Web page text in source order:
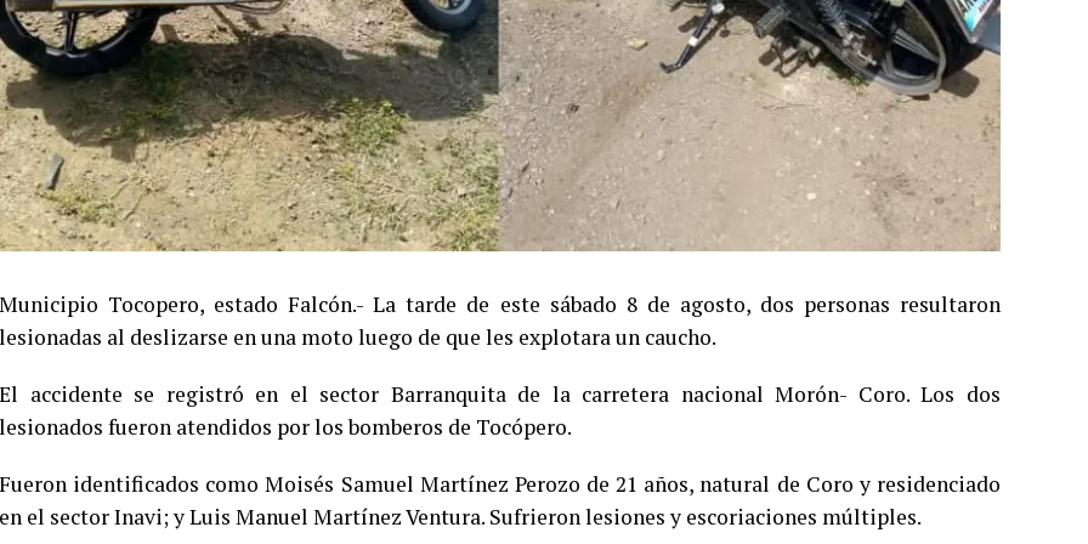
Municipio Tocopero, estado Falcón.- La tarde de este sábado 8 de agosto, dos personas resultaron
lesionadas al deslizarse en una moto luego de que les explotara un caucho.
El accidente se registró en el sector Barranquita de la carretera nacional Morón- Coro. Los dos
lesionados fueron atendidos por los bomberos de Tocópero.
Fueron identificados como Moisés Samuel Martínez Perozo de 21 años, natural de Coro y residenciado
en el sector Inavi; y Luis Manuel Martínez Ventura. Sufrieron lesiones y escoriaciones múltiples.